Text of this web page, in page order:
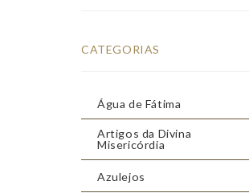
CATEGORIAS
Água de Fátima
Artigos da Divina
Misericórdia
Azulejos